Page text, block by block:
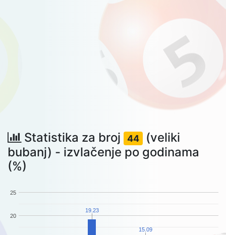
 Statistika za broj 44
(veliki
bubanj) - izvlačenje po godinama
(%)
20
25
19.23
15.09